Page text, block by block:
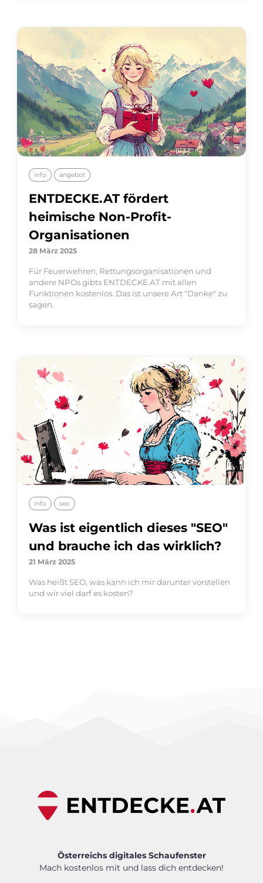
info angebot
ENTDECKE.AT fördert
heimische Non-Profit-
Organisationen
28 März 2025
Für Feuerwehren, Rettungsorganisationen und
andere NPOs gibts ENTDECKE.AT mit allen
Funktionen kostenlos. Das ist unsere Art "Danke" zu
sagen.
info seo
Was ist eigentlich dieses "SEO"
und brauche ich das wirklich?
21 März 2025
Was heißt SEO, was kann ich mir darunter vorstellen
und wir viel darf es kosten?
Österreichs digitales Schaufenster
Mach kostenlos mit und lass dich entdecken!